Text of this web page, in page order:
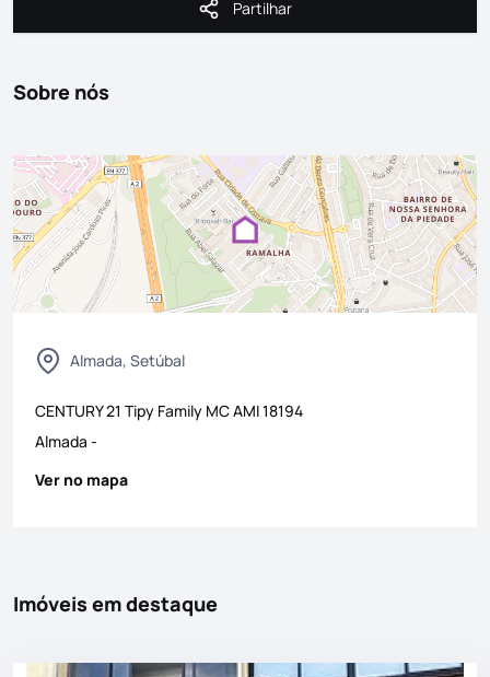
Partilhar
Partilhar
Sobre nós
Almada, Setúbal
CENTURY 21 Tipy Family MCAMI18194
Almada -
Ver no mapa
Imóveis em destaque